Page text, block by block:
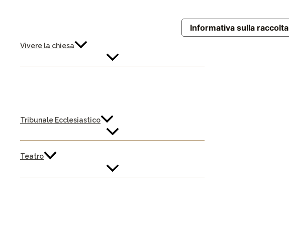
Vivere la chiesa
Tribunale Ecclesiastico
Teatro
Informativa sulla raccolta